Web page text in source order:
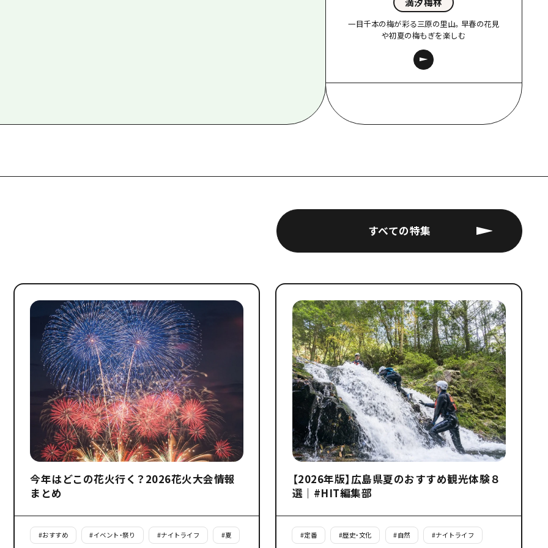
一目千本の梅が彩る三原の里山。早春の花見
や初夏の梅もぎを楽しむ
すべての特集
今年はどこの花火行く？2026花火大会情報
まとめ
#おすすめ #イベント・祭り #ナイトライフ #夏
【2026年版】広島県夏のおすすめ観光体験８
選｜#HIT編集部
#定番 #歴史・文化 #自然 #ナイトライフ